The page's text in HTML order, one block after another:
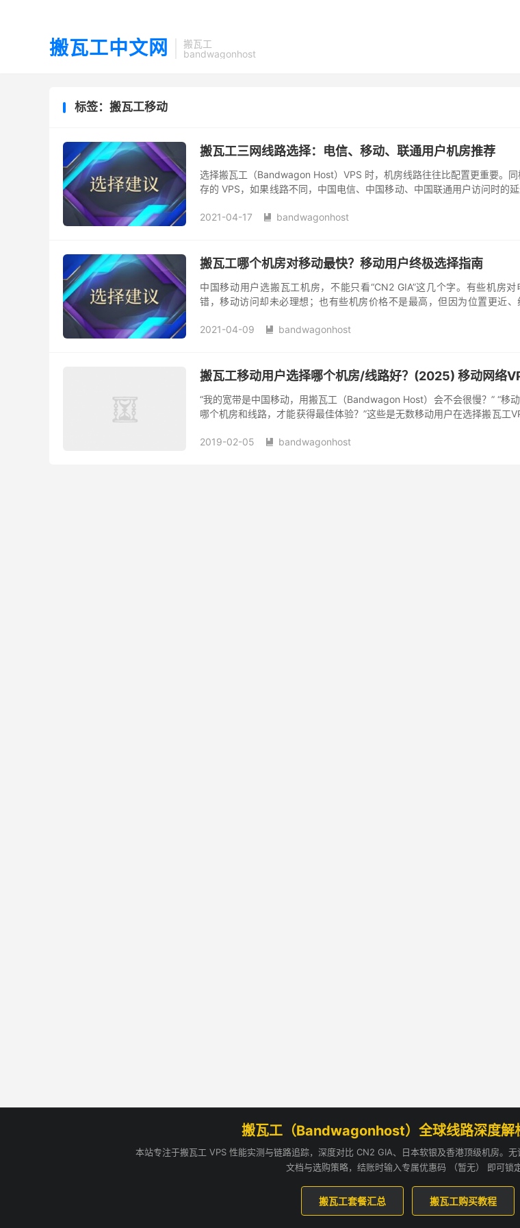
搬瓦工中文网
搬瓦工
bandwagonhost
标签：搬瓦工移动
搬瓦工三网线路选择：电信、移动、联通用户机房推荐
选择搬瓦工（Bandwagon Host）VPS 时，机房线路往往比配置更重要。同
存的 VPS，如果线路不同，中国电信、中国移动、中国联通用户访问时的
2021-04-17  bandwagonhost
搬瓦工哪个机房对移动最快？移动用户终极选择指南
中国移动用户选搬瓦工机房，不能只看“CN2 GIA”这几个字。有些机房
错，移动访问却未必理想；也有些机房价格不是最高，但因为位置更近、
2021-04-09  bandwagonhost
搬瓦工移动用户选择哪个机房/线路好？(2025) 移动网络
“我的宽带是中国移动，用搬瓦工（Bandwagon Host）会不会很慢？” “移
哪个机房和线路，才能获得最佳体验？”这些是无数移动用户在选择搬瓦工
2019-02-05  bandwagonhost
搬瓦工（Bandwagonhost）全球线路深度解
本站专注于搬瓦工 VPS 性能实测与链路追踪，深度对比 CN2 GIA、日本软银及香港顶级机房。
文档与选购策略，结账时输入专属优惠码 （暂无） 即可锁
搬瓦工套餐汇总 搬瓦工购买教程